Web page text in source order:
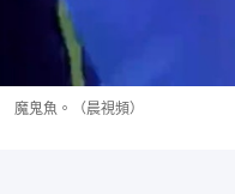
魔鬼魚。（晨視頻）